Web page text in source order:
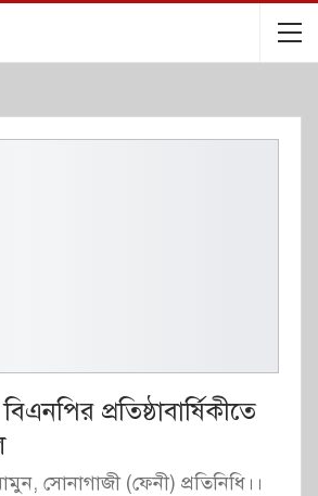
প্রতিষ্ঠাবার্ষিকীতে
সোনাগাজী (ফেনী) প্রতিনিধি।।